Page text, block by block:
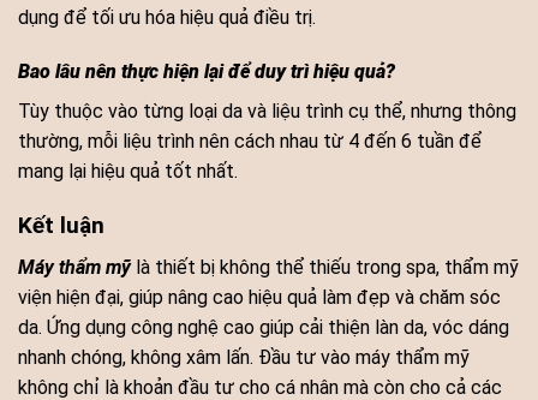
dụng để tối ưu hóa hiệu quả điều trị.
Bao lâu nên thực hiện lại để duy trì hiệu quả?
Tùy thuộc vào từng loại da và liệu trình cụ thể, nhưng thông
thường, mỗi liệu trình nên cách nhau từ 4 đến 6 tuần để
mang lại hiệu quả tốt nhất.
Kết luận
Máy thẩm mỹlà thiết bị không thể thiếu trong spa, thẩm mỹ
viện hiện đại, giúp nâng cao hiệu quả làm đẹp và chăm sóc
da. Ứng dụng công nghệ cao giúp cải thiện làn da, vóc dáng
nhanh chóng, không xâm lấn. Đầu tư vào máy thẩm mỹ
không chỉ là khoản đầu tư cho cá nhân mà còn cho cả các